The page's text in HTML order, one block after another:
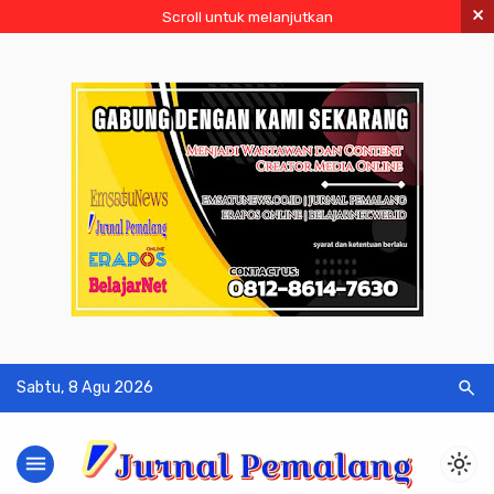
Scroll untuk melanjutkan ×
Sabtu, 8 Agu 2026 search
menu light_mode